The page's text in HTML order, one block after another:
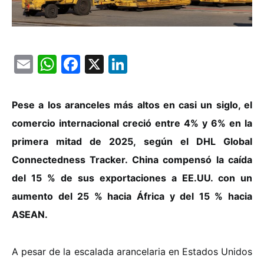
EmailWhatsApp
Facebook
X
Pese a los aranceles más altos en casi un siglo, el
comercio internacional creció entre 4% y 6% en la
primera mitad de 2025, según el DHL Global
Connectedness Tracker. China compensó la caída
del 15 % de sus exportaciones a EE.UU. con un
aumento del 25 % hacia África y del 15 % hacia
ASEAN.
A pesar de la escalada arancelaria en Estados Unidos